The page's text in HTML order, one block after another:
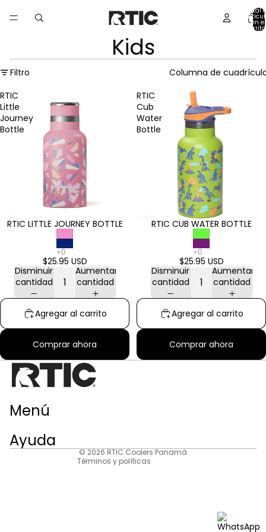
Total
en el
Kids
Filtro
Columna de
RTIC
Little
Journey
Bottle
RTIC LITTLE JOURNEY BOTTLE
$25.95 USD
Disminuir
cantidad
Aumentar
cantidad
Agregar al carrito
Comprar ahora
RTIC
Cub
Water
Bottle
RTIC CUB WATER BOTTLE
$25.95 USD
Disminuir
cantidad
Aumentar
cantidad
Agregar al carrito
Comprar ahora
Menú
Ayuda
© 2026RTIC Coolers Panamá
Términos y políticas
Política de reembolso
Información de contacto